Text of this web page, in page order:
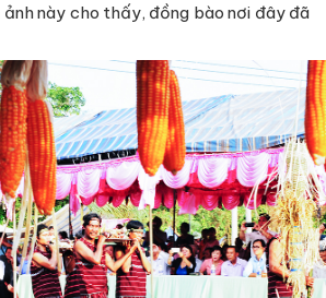
ảnh này cho thấy, đồng bào nơi đây đã